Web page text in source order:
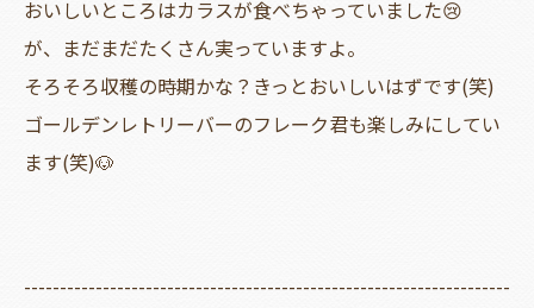
おいしいところはカラスが食べちゃっていました😢
が、まだまだたくさん実っていますよ。
そろそろ収穫の時期かな？きっとおいしいはずです(笑)
ゴールデンレトリーバーのフレーク君も楽しみにしてい
ます(笑)🐶
--------------------------------------------------------------------